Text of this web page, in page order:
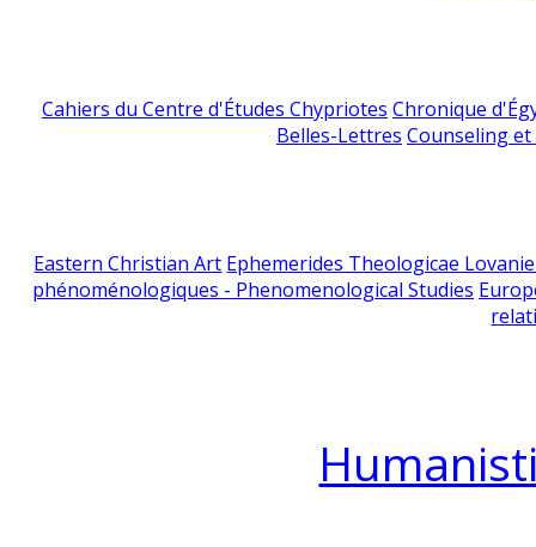
Cahiers du Centre d'Études Chypriotes Chronique
Belles-Lettres Counseling
Eastern Christian Art Ephemerides Theologicae
phénoménologiques - Phenomenological Studies